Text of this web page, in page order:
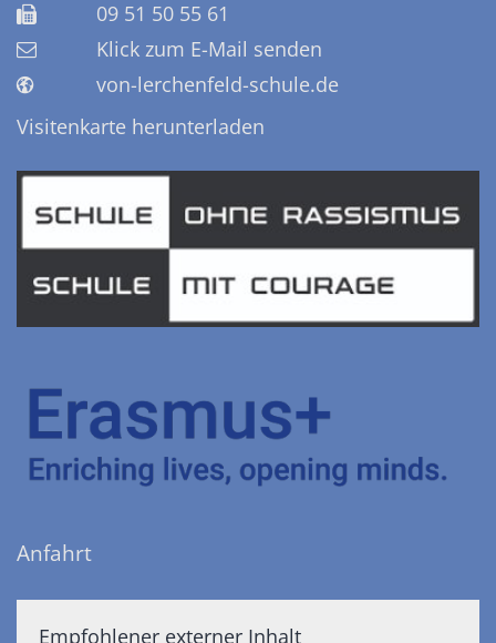
09 51 50 55 61
Klick zum E-Mail senden
von-lerchenfeld-schule.de
Visitenkarte herunterladen
Anfahrt
Empfohlener externer Inhalt